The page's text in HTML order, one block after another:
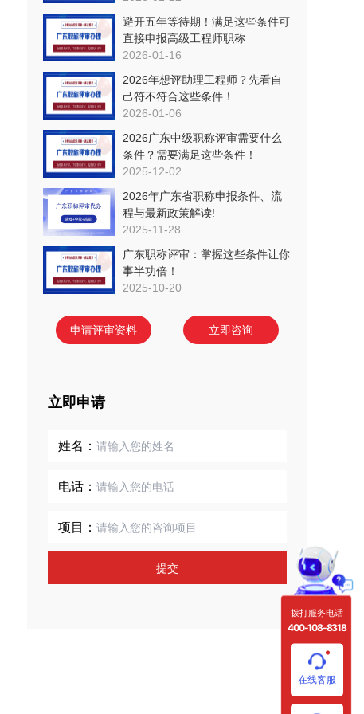
避开五年等待期！满足这些条件可
直接申报高级工程师职称
2026-01-16
2026年想评助理工程师？先看自
己符不符合这些条件！
2026-01-06
2026广东中级职称评审需要什么
条件？需要满足这些条件！
2025-12-02
2026年广东省职称申报条件、流
程与最新政策解读!
2025-11-28
广东职称评审：掌握这些条件让你
事半功倍！
2025-10-20
申请评审资料 立即咨询
立即申请
姓名：
电话：
项目：
提交
拨打服务电话
400-108-8318
在线客服